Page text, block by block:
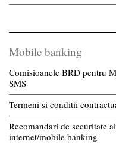
Mobile banking
Comisioanele BRD pentru
SMS
Termeni si conditii
Recomandari de securitate
internet/mobile banking